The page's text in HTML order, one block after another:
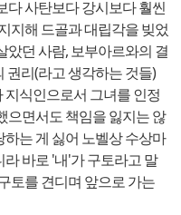
다 사탄보다 강시보다 훨씬
지해 드골과 대립각을 빚었
았던 사람, 보부아르와의 결
권리(라고 생각하는 것들)
식인으로서 그녀를 인정
으면서도 책임을 잃지는 않
는 게 싫어 노벨상 수상마
바로 '내'가 구토라고 말
토를 견디며 앞으로 가는